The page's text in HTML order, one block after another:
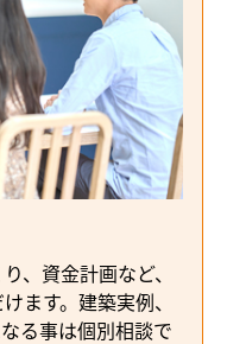
、資金計画など、
ます。建築実例、
る事は個別相談で